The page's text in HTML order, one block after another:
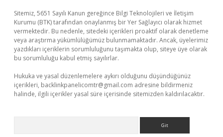
Sitemiz, 5651 Sayılı Kanun gereğince Bilgi Teknolojileri ve İletişim
Kurumu (BTK) tarafından onaylanmış bir Yer Sağlayıcı olarak hizmet
vermektedir. Bu nedenle, sitedeki içerikleri proaktif olarak denetleme
veya araştırma yükümlülüğümüz bulunmamaktadır. Ancak, üyelerimiz
yazdıkları içeriklerin sorumluluğunu taşımakta olup, siteye üye olarak
bu sorumluluğu kabul etmiş sayılırlar.
Hukuka ve yasal düzenlemelere aykırı olduğunu düşündüğünüz
içerikleri, backlinkpanelicomtr@gmail.com adresine bildirmeniz
halinde, ilgili içerikler yasal süre içerisinde sitemizden kaldırılacaktır.